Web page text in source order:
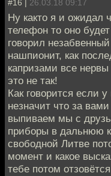
#16 | 26.03.18 09:17
Ну както я и ожидал
телефон то оно
говорил
нашпионит, как
капризами все
это не так!
Как говорится если
незначит что за
выпиваем мы с
приборы в дальнюю
свободной Литве
момент и какое
тебе потом